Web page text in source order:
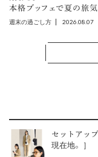
本格ブッフェで夏の旅
週末の過ごし方 2026.08.07
セットアッ
現在地。］